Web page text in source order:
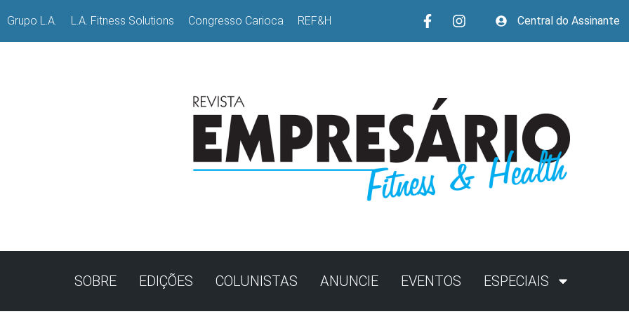
Grupo L.A. L.A. Fitness Solutions Congresso Carioca REF&H Central do Assinante
SOBRE EDIÇÕES COLUNISTAS ANUNCIE EVENTOS ESPECIAIS